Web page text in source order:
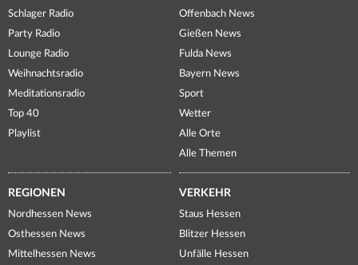
Schlager Radio
Party Radio
Lounge Radio
Weihnachtsradio
Meditationsradio
Top 40
Playlist
Offenbach News
Gießen News
Fulda News
Bayern News
Sport
Wetter
Alle Orte
Alle Themen
REGIONEN
Nordhessen News
Osthessen News
Mittelhessen News
VERKEHR
Staus Hessen
Blitzer Hessen
Unfälle Hessen